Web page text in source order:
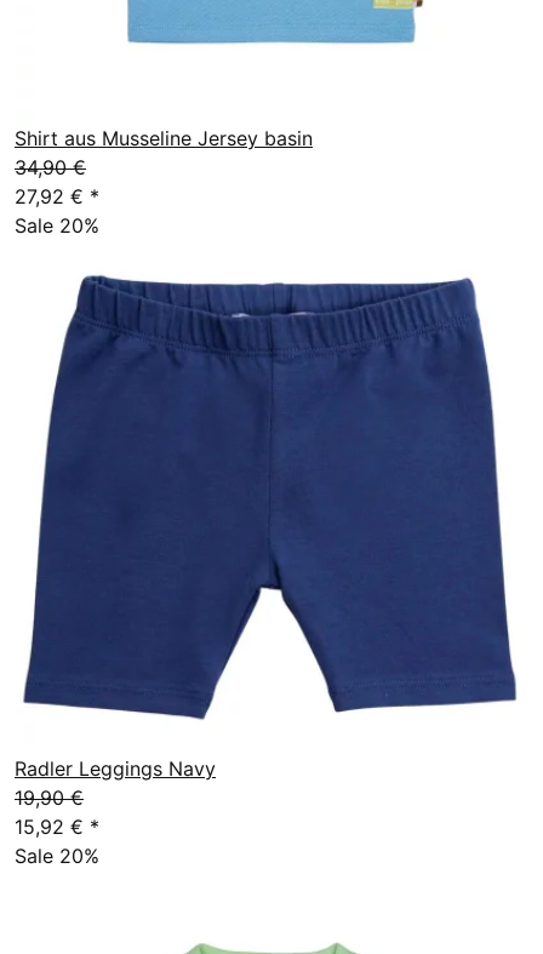
Shirt aus Musseline Jersey basin
34,90 €
27,92 € *
Sale 20%
Radler Leggings Navy
19,90 €
15,92 € *
Sale 20%